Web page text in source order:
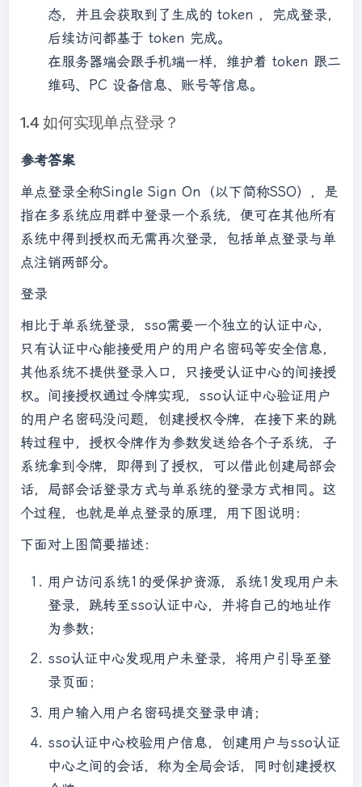
态，并且会获取到了生成的 token ，完成登录，
后续访问都基于 token 完成。
在服务器端会跟手机端一样，维护着 token 跟二
维码、PC 设备信息、账号等信息。
1.4 如何实现单点登录？
参考答案
单点登录全称Single Sign On（以下简称SSO），是
指在多系统应用群中登录一个系统，便可在其他所有
系统中得到授权而无需再次登录，包括单点登录与单
点注销两部分。
登录
相比于单系统登录，sso需要一个独立的认证中心，
只有认证中心能接受用户的用户名密码等安全信息，
其他系统不提供登录入口，只接受认证中心的间接授
权。间接授权通过令牌实现，sso认证中心验证用户
的用户名密码没问题，创建授权令牌，在接下来的跳
转过程中，授权令牌作为参数发送给各个子系统，子
系统拿到令牌，即得到了授权，可以借此创建局部会
话，局部会话登录方式与单系统的登录方式相同。这
个过程，也就是单点登录的原理，用下图说明：
下面对上图简要描述：
用户访问系统1的受保护资源，系统1发现用户未
登录，跳转至sso认证中心，并将自己的地址作
为参数；
sso认证中心发现用户未登录，将用户引导至登
录页面；
用户输入用户名密码提交登录申请；
sso认证中心校验用户信息，创建用户与sso认证
中心之间的会话，称为全局会话，同时创建授权